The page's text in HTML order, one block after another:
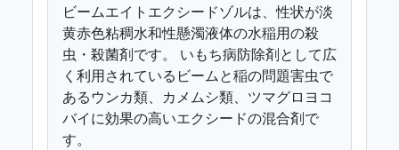
ビームエイトエクシードゾルは、性状が淡
黄赤色粘稠水和性懸濁液体の水稲用の殺
虫・殺菌剤です。 いもち病防除剤として広
く利用されているビームと稲の問題害虫で
あるウンカ類、カメムシ類、ツマグロヨコ
バイに効果の高いエクシードの混合剤で
す。